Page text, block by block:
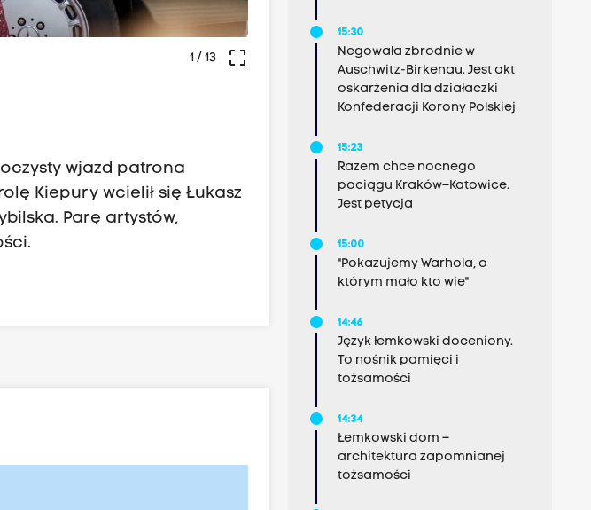
crop_free
1/ 13
wjazd patrona
Kiepury wcielił się Łukasz
Parę artystów,
15:30
Negowała zbrodnie w
Auschwitz-Birkenau. Jest akt
oskarżenia dla działaczki
Konfederacji Korony Polskiej
15:23
Razem chce nocnego
pociągu Kraków–Katowice.
Jest petycja
15:00
"Pokazujemy Warhola, o
którym mało kto wie"
14:46
Język łemkowski doceniony.
To nośnik pamięci i
tożsamości
14:34
Łemkowski dom –
architektura zapomnianej
tożsamości